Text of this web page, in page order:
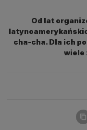
Od lat
cha-cha. Dla ich
wiele